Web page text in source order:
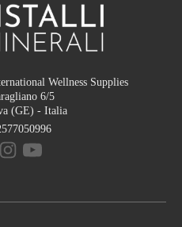
Wellness Supplies
6/5
(GE) - Italia